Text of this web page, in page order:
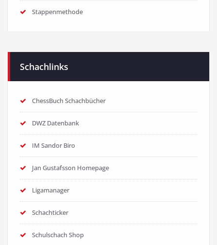
Stappenmethode
Schachlinks
ChessBuch Schachbücher
DWZ Datenbank
IM Sandor Biro
Jan Gustafsson Homepage
Ligamanager
Schachticker
Schulschach Shop